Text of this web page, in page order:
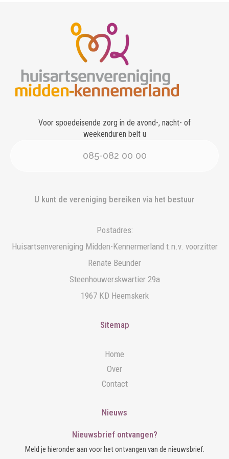
Voor spoedeisende zorg in de avond-, nacht- of
weekenduren belt u
085-082 00 00
U kunt de vereniging bereiken via het bestuur
Postadres:
Huisartsenvereniging Midden-Kennermerland t.n.v. voorzitter
Renate Beunder
Steenhouwerskwartier 29a
1967 KD Heemskerk
Sitemap
Home
Over
Contact
Nieuws
Nieuwsbrief ontvangen?
Meld je hieronder aan voor het ontvangen van de nieuwsbrief.